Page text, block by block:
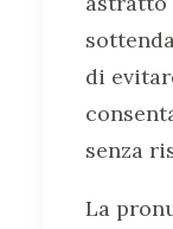
di
senza
La